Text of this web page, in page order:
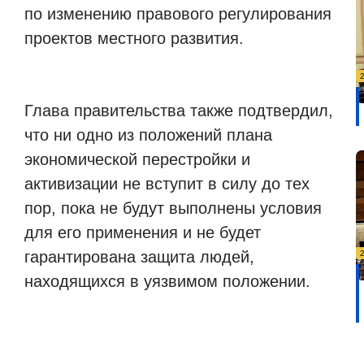
по изменению правового регулирования
проектов местного развития.
Глава правительства также подтвердил,
что ни одно из положений плана
экономической перестройки и
активизации не вступит в силу до тех
пор, пока не будут выполнены условия
для его применения и не будет
гарантирована защита людей,
находящихся в уязвимом положении.